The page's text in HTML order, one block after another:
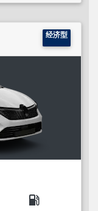
经济型
local_gas_station